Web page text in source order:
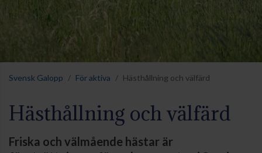
Svensk Galopp För aktiva Hästhållning och välfärd
Hästhållning och välfärd
Friska och välmående hästar är